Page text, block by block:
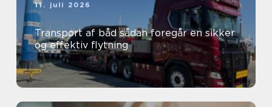
11. juli 2026
Transport af båd sådan foregår en sikker
og effektiv flytning